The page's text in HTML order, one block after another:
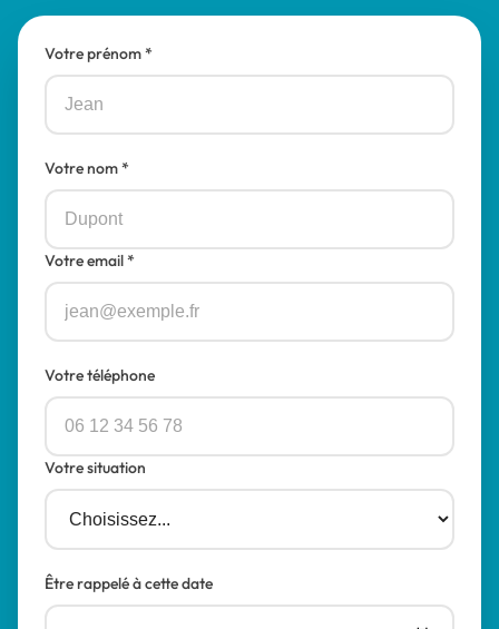
Votre prénom *
Votre nom *
Votre email *
Votre téléphone
Votre situation
Être rappelé à cette date